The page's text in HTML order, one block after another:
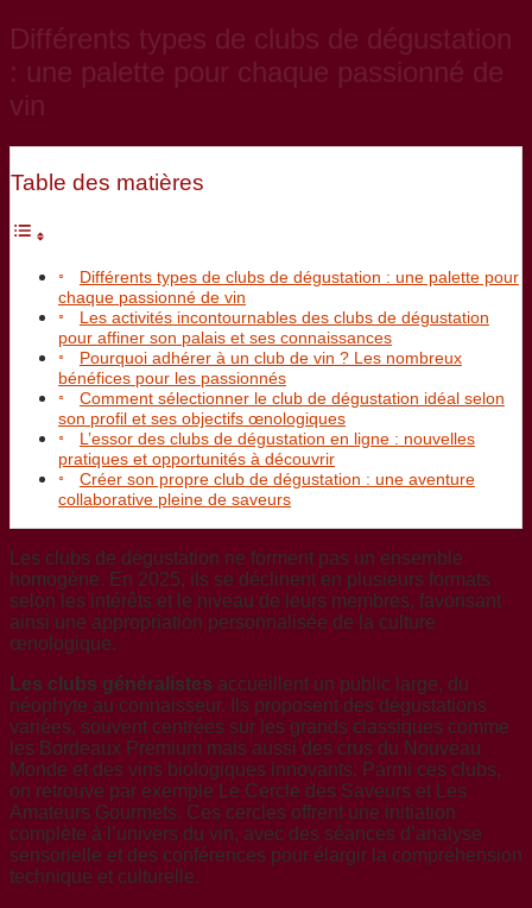
Différents types de clubs de dégustation
: une palette pour chaque passionné de
vin
Table des matières
Différents types de clubs de dégustation : une palette pour
chaque passionné de vin
Les activités incontournables des clubs de dégustation
pour affiner son palais et ses connaissances
Pourquoi adhérer à un club de vin ? Les nombreux
bénéfices pour les passionnés
Comment sélectionner le club de dégustation idéal selon
son profil et ses objectifs œnologiques
L’essor des clubs de dégustation en ligne : nouvelles
pratiques et opportunités à découvrir
Créer son propre club de dégustation : une aventure
collaborative pleine de saveurs
Les clubs de dégustation ne forment pas un ensemble
homogène. En 2025, ils se déclinent en plusieurs formats
selon les intérêts et le niveau de leurs membres, favorisant
ainsi une appropriation personnalisée de la culture
œnologique.
Les clubs généralistes accueillent un public large, du
néophyte au connaisseur. Ils proposent des dégustations
variées, souvent centrées sur les grands classiques comme
les Bordeaux Premium mais aussi des crus du Nouveau
Monde et des vins biologiques innovants. Parmi ces clubs,
on retrouve par exemple Le Cercle des Saveurs et Les
Amateurs Gourmets. Ces cercles offrent une initiation
complète à l’univers du vin, avec des séances d’analyse
sensorielle et des conférences pour élargir la compréhension
technique et culturelle.